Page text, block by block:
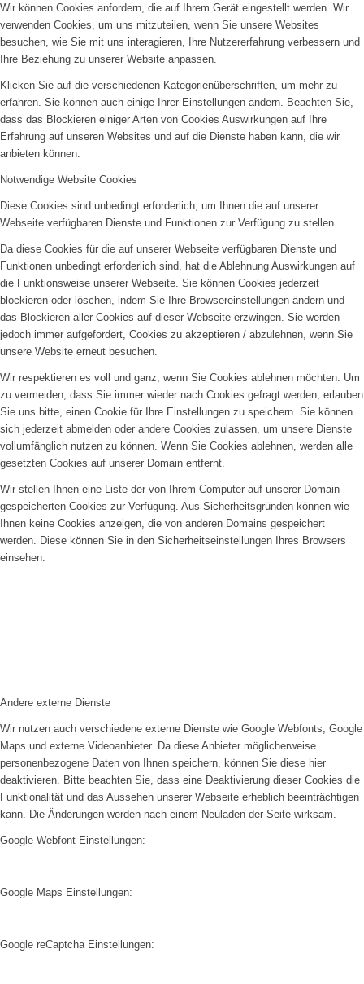
Wir können Cookies anfordern, die auf Ihrem Gerät eingestellt werden. Wir
verwenden Cookies, um uns mitzuteilen, wenn Sie unsere Websites
besuchen, wie Sie mit uns interagieren, Ihre Nutzererfahrung verbessern und
Ihre Beziehung zu unserer Website anpassen.
Klicken Sie auf die verschiedenen Kategorienüberschriften, um mehr zu
erfahren. Sie können auch einige Ihrer Einstellungen ändern. Beachten Sie,
dass das Blockieren einiger Arten von Cookies Auswirkungen auf Ihre
Erfahrung auf unseren Websites und auf die Dienste haben kann, die wir
anbieten können.
Notwendige Website Cookies
Diese Cookies sind unbedingt erforderlich, um Ihnen die auf unserer
Webseite verfügbaren Dienste und Funktionen zur Verfügung zu stellen.
Da diese Cookies für die auf unserer Webseite verfügbaren Dienste und
Funktionen unbedingt erforderlich sind, hat die Ablehnung Auswirkungen auf
die Funktionsweise unserer Webseite. Sie können Cookies jederzeit
blockieren oder löschen, indem Sie Ihre Browsereinstellungen ändern und
das Blockieren aller Cookies auf dieser Webseite erzwingen. Sie werden
jedoch immer aufgefordert, Cookies zu akzeptieren / abzulehnen, wenn Sie
unsere Website erneut besuchen.
Wir respektieren es voll und ganz, wenn Sie Cookies ablehnen möchten. Um
zu vermeiden, dass Sie immer wieder nach Cookies gefragt werden, erlauben
Sie uns bitte, einen Cookie für Ihre Einstellungen zu speichern. Sie können
sich jederzeit abmelden oder andere Cookies zulassen, um unsere Dienste
vollumfänglich nutzen zu können. Wenn Sie Cookies ablehnen, werden alle
gesetzten Cookies auf unserer Domain entfernt.
Wir stellen Ihnen eine Liste der von Ihrem Computer auf unserer Domain
gespeicherten Cookies zur Verfügung. Aus Sicherheitsgründen können wie
Ihnen keine Cookies anzeigen, die von anderen Domains gespeichert
werden. Diese können Sie in den Sicherheitseinstellungen Ihres Browsers
einsehen.
Andere externe Dienste
Wir nutzen auch verschiedene externe Dienste wie Google Webfonts, Google
Maps und externe Videoanbieter. Da diese Anbieter möglicherweise
personenbezogene Daten von Ihnen speichern, können Sie diese hier
deaktivieren. Bitte beachten Sie, dass eine Deaktivierung dieser Cookies die
Funktionalität und das Aussehen unserer Webseite erheblich beeinträchtigen
kann. Die Änderungen werden nach einem Neuladen der Seite wirksam.
Google Webfont Einstellungen:
Google Maps Einstellungen:
Google reCaptcha Einstellungen: